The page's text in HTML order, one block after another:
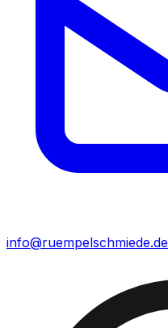
info@ruempelschmiede.de